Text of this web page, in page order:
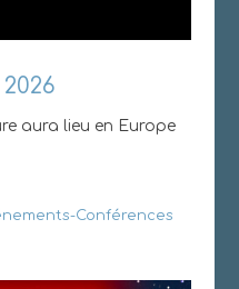
aura lieu en Europe
Conférences